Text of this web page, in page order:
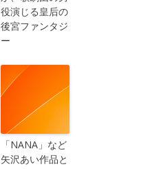
役演じる皇后の
後宮ファンタジ
ー
「NANA」など
矢沢あい作品と